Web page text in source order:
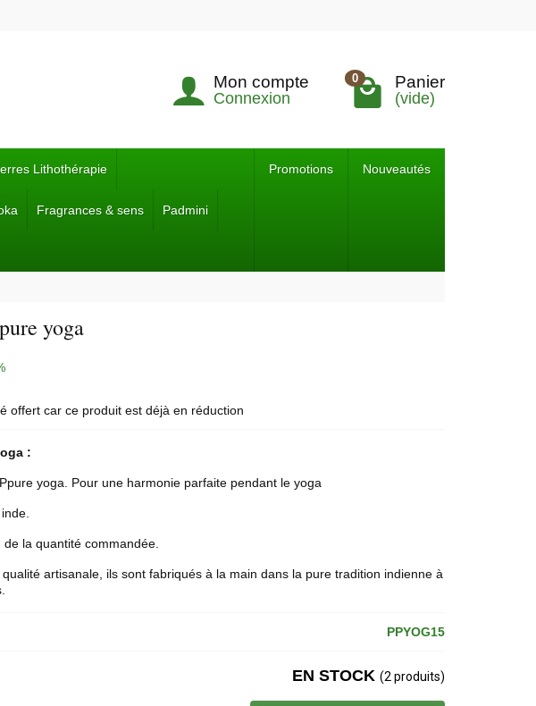
Mon compte
Connexion
0 Panier
(vide)
Lithothérapie
Fragrances & sens Padmini
Promotions Nouveautés
yoga
offert car ce produit est déjà en réduction
:
Ppure yoga. Pour une harmonie parfaite pendant le yoga
la quantité commandée.
artisanale, ils sont fabriqués à la main dans la pure tradition indienne à
PPYOG15
EN STOCK (2 produits)